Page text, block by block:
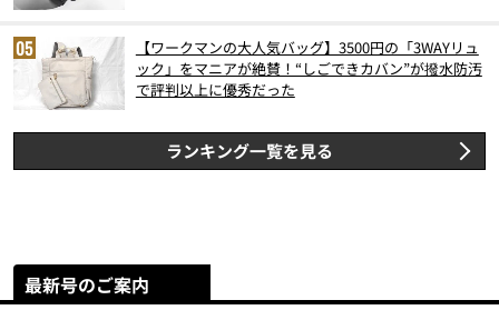
【ワークマンの大人気バッグ】3500円の「3WAYリュ
ック」をマニアが絶賛！“しごできカバン”が撥水防汚
で評判以上に優秀だった
ランキング一覧を見る
最新号のご案内